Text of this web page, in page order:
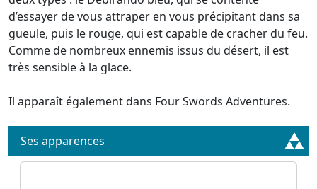
d’essayer de vous attraper en vous précipitant dans sa
gueule, puis le rouge, qui est capable de cracher du feu.
Comme de nombreux ennemis issus du désert, il est
très sensible à la glace.
Il apparaît également dans Four Swords Adventures.
Ses apparences